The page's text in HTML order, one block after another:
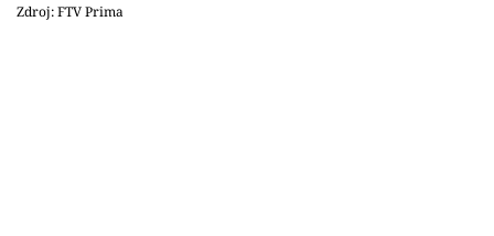
Zdroj: FTV Prima